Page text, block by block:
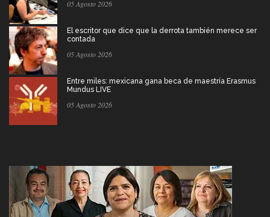
05 Agosto 2026
El escritor que dice que la derrota también merece ser
contada
05 Agosto 2026
Entre miles: mexicana gana beca de maestría Erasmus
Mundus LIVE
05 Agosto 2026